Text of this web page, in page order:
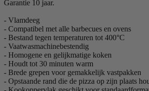
Garantie 10 jaar.
- Vlamdeeg
- Compatibel met alle barbecues en ovens
- Bestand tegen temperaturen tot 400°C
- Vaatwasmachinebestendig
- Homogene en gelijkmatige koken
- Houdt tot 30 minuten warm
- Brede grepen voor gemakkelijk vastpakken
- Opstaande rand die de pizza op zijn plaats